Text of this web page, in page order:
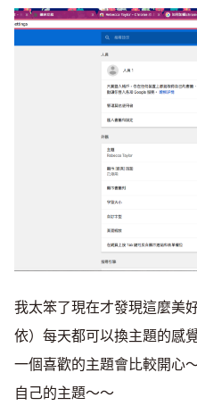
我太笨了現在才發現這麼美
依）每天都可以換主題的感
一個喜歡的主題會比較開心
自己的主題～～